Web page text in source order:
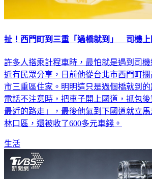
扯！西門町到三重「過橋就到」 司機上
許多人搭乘計程車時，最怕就是遇到司
近有民眾分享，日前他從台北市西門町
市三重區住家。明明這只是過個橋就到
電話不注意時，把車子開上國道，抓包
最近的路走」，最後他氣到下國道就立
林口區，還被收了600多元車錢。
生活